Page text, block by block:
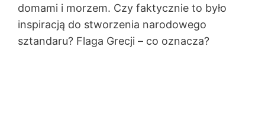
domami i morzem. Czy faktycznie to było
inspiracją do stworzenia narodowego
sztandaru? Flaga Grecji – co oznacza?